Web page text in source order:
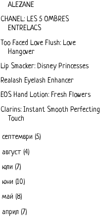
ALEZANE
CHANEL: LES 5 OMBRES
ENTRELACS
Too Faced Love Flush: Love
Hangover
Lip Smacker: Disney Princesses
Realash Eyelash Enhancer
EOS Hand Lotion: Fresh Flowers
Clarins: Instant Smooth Perfecting
Touch
септември (5)
август (4)
юли (7)
юни (10)
май (8)
април (7)